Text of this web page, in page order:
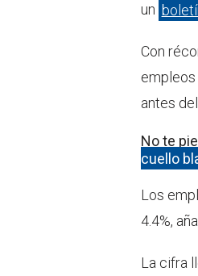
un
Con
antes del
No te
cuello
Los
4.4%,
La cifra